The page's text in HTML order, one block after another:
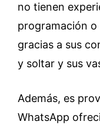
no tienen
programación
gracias a sus
y soltar y sus
Además, es
WhatsApp